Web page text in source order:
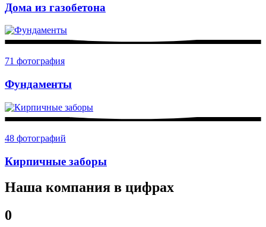
Дома из газобетона
71 фотография
Фундаменты
48 фотографий
Кирпичные заборы
Наша компания в цифрах
0